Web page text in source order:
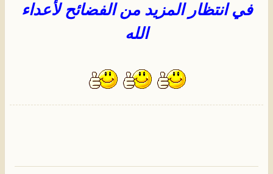
في انتظار المزيد من الفضائح لأعداء
الله